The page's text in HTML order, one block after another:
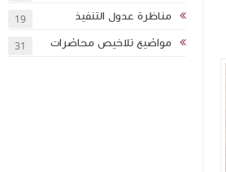
القوة التنفيذية للحجة العادلة المحررة من
عدول الإشهاد
مناظرة عدول التنفيذ 19
مواضيع تلاخيص محاضرات 31